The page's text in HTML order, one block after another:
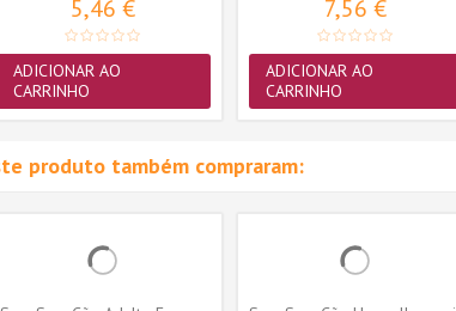
5,46 €
ADICIONAR AO
CARRINHO
7,56 €
ADICIONAR AO
CARRINHO
produto também compraram: